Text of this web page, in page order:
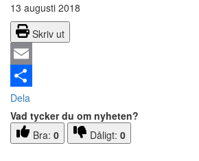
13 augusti 2018
Skriv ut
Email
Dela
Vad tycker du om nyheten?
Bra: 0 Dåligt: 0